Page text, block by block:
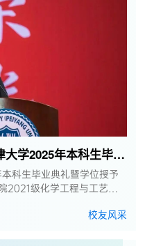
孙圣真智：优秀的他，在天津大学2025年本科生毕业典礼上这样说道……
科生毕业典礼暨学位授予
2021级化学工程与工艺专
校友风采